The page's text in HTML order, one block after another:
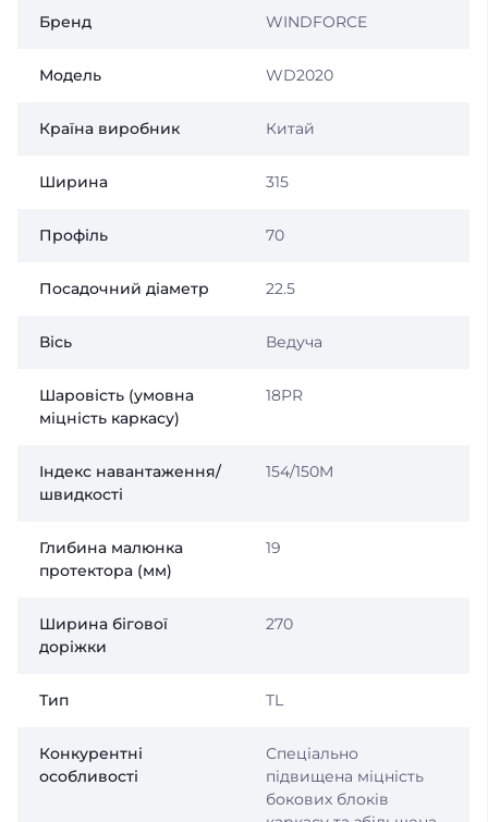
Бренд WINDFORCE
Модель WD2020
Країна виробник Китай
Ширина 315
Профіль 70
Посадочний діаметр 22.5
Вісь Ведуча
Шаровість (умовна
міцність каркасу)
18PR
Індекс навантаження/
швидкості
154/150M
Глибина малюнка
протектора (мм)
19
Ширина бігової
доріжки
270
Тип TL
Конкурентні
особливості
Спеціально
підвищена міцність
бокових блоків